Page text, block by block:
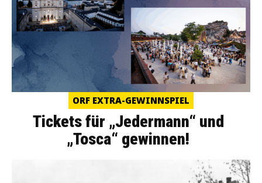
ORF EXTRA-GEWINNSPIEL
Tickets für „Jedermann“ und
„Tosca“ gewinnen!